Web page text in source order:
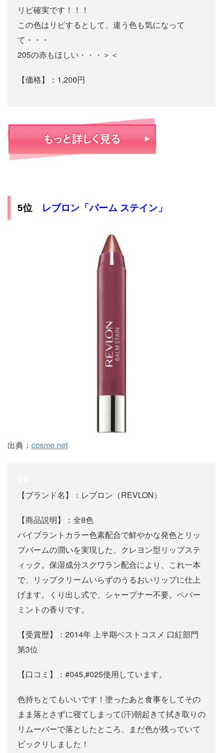
リピ確実です！！！
この色はリピするとして、違う色も気になって
て・・・
205の赤もほしい・・・＞＜
【価格】：1,200円
5位 レブロン「バーム ステイン」
出典： cosme.net
【ブランド名】：レブロン（REVLON）
【商品説明】：全8色
バイブラントカラー色素配合で鮮やかな発色とリッ
プバームの潤いを実現した、クレヨン型リップステ
ィック。保湿成分スクワラン配合により、これ一本
で、リップクリームいらずのうるおいリップに仕上
げます。くり出し式で、シャープナー不要。ペパー
ミントの香りです。
【受賞歴】：2014年 上半期ベストコスメ 口紅部門
第3位
【口コミ】：#045,#025使用しています。
色持ちとてもいいです！塗ったあと食事をしてその
まま落とさずに寝てしまって(汗)朝起きて拭き取りの
リムーバーで落としたところ、まだ色が残っていて
ビックリしました！